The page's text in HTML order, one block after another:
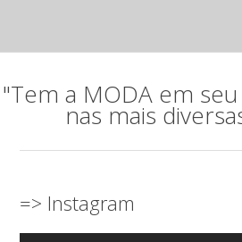
"Tem a MODA em
nas mais
=> Instagram